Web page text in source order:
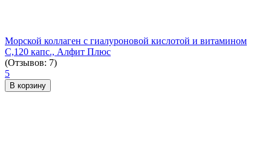
Морской коллаген с гиалуроновой кислотой и витамином
С,120 капс., Алфит Плюс
(Отзывов: 7)
5
В корзину